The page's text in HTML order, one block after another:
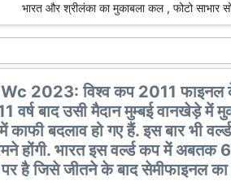
भारत और श्रीलंका का मुकाबला कल , फोटो साभार
2023: विश्व कप 2011 फाइनल के
वर्ष बाद उसी मैदान मुम्बई वानखेड़े में
काफी बदलाव हो गए हैं. इस बार भी
होंगी. भारत इस वर्ल्ड कप में
है जिसे जीतने के बाद सेमीफाइनल का